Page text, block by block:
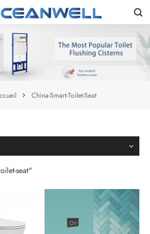
China-Smart-Toilet-Seat
seat"